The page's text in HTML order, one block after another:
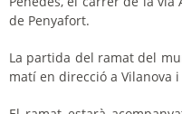
de Penyafort.
La partida del ramat del
matí en direcció a Vilanova